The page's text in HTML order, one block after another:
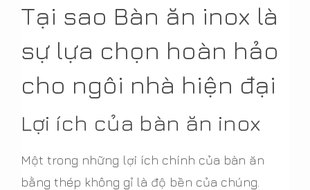
Tại sao Bàn ăn inox là
sự lựa chọn hoàn hảo
cho ngôi nhà hiện đại
Lợi ích của bàn ăn inox
Một trong những lợi ích chính của bàn ăn
bằng thép không gỉ là độ bền của chúng.